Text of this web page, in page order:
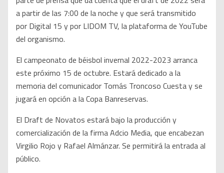
a partir de las 7:00 de la noche y que será transmitido
por Digital 15 y por LIDOM TV, la plataforma de YouTube
del organismo.
El campeonato de béisbol invernal 2022-2023 arranca
este próximo 15 de octubre. Estará dedicado a la
memoria del comunicador Tomás Troncoso Cuesta y se
jugará en opción a la Copa Banreservas.
El Draft de Novatos estará bajo la producción y
comercialización de la firma Adcio Media, que encabezan
Virgilio Rojo y Rafael Almánzar. Se permitirá la entrada al
público.